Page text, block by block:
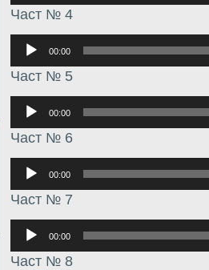
Част № 4
Аудиоплеер
00:00
Част № 5
Аудиоплеер
00:00
Част № 6
Аудиоплеер
00:00
Част № 7
Аудиоплеер
00:00
Част № 8